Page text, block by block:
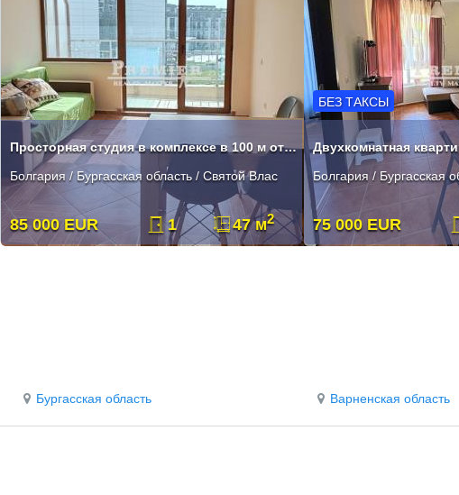
Просторная студия в комплексе в 100 м от моря
Болгария / Бургасская область / Святой Влас
85 000 EUR 1 47 м2
БЕЗ ТАКСЫ
Болгария / Бургасская
75 000 EUR
Бургасская область Варненская область